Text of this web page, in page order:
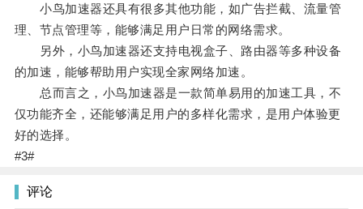
小鸟加速器还具有很多其他功能，如广告拦截、流量管
理、节点管理等，能够满足用户日常的网络需求。
另外，小鸟加速器还支持电视盒子、路由器等多种设备
的加速，能够帮助用户实现全家网络加速。
总而言之，小鸟加速器是一款简单易用的加速工具，不
仅功能齐全，还能够满足用户的多样化需求，是用户体验更
好的选择。
#3#
评论